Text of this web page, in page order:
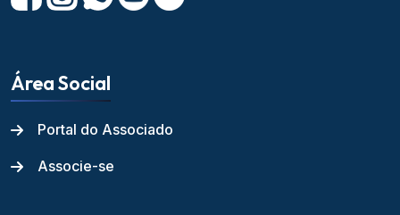
Área Social
Portal do Associado
Associe-se